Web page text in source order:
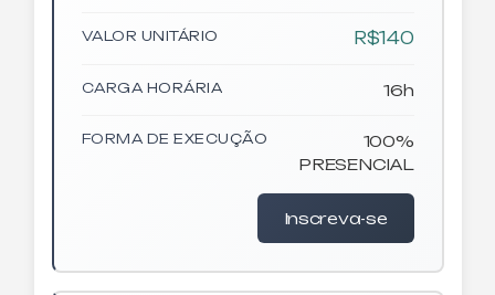
VALOR UNITÁRIO R$140
CARGA HORÁRIA 16h
FORMA DE EXECUÇÃO
100%
PRESENCIAL
Inscreva-se